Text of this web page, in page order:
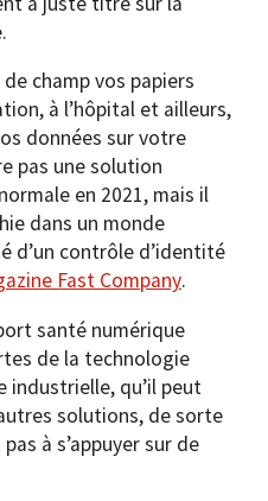
champ vos papiers
à l’hôpital et ailleurs,
données sur votre
pas une solution
en 2021, mais il
dans un monde
d’un contrôle d’identité
Fast Company.
santé numérique
de la technologie
industrielle, qu’il peut
solutions, de sorte
à s’appuyer sur de